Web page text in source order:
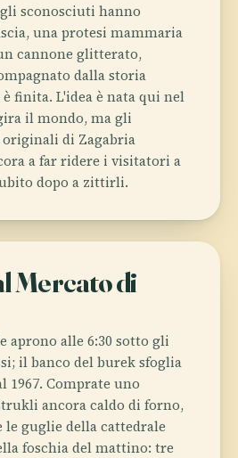
sconosciuti hanno
una protesi mammaria
cannone glitterato,
dalla storia
finita. L'idea è nata qui nel
il mondo, ma gli
di Zagabria
a far ridere i visitatori a
dopo a zittirli.
Mercato di
aprono alle 6:30 sotto gli
il banco del burek sfoglia
1967. Comprate uno
ancora caldo di forno,
le guglie della cattedrale
foschia del mattino: tre